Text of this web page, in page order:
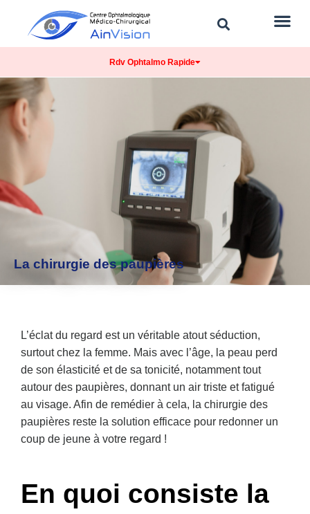
Rdv Ophtalmo Rapide
La chirurgie des paupières
L’éclat du regard est un véritable atout séduction,
surtout chez la femme. Mais avec l’âge, la peau perd
de son élasticité et de sa tonicité, notamment tout
autour des paupières, donnant un air triste et fatigué
au visage. Afin de remédier à cela, la chirurgie des
paupières reste la solution efficace pour redonner un
coup de jeune à votre regard !
En quoi consiste la